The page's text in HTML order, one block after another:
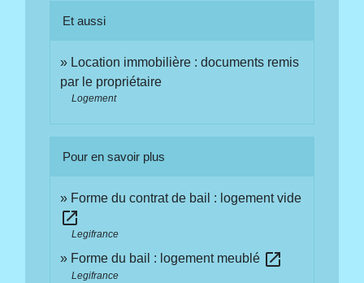
Et aussi
Location immobilière : documents remis
par le propriétaire
Logement
Pour en savoir plus
Forme du contrat de bail : logement vide
open_in_new
Legifrance
Forme du bail : logement meublé open_in_new
Legifrance